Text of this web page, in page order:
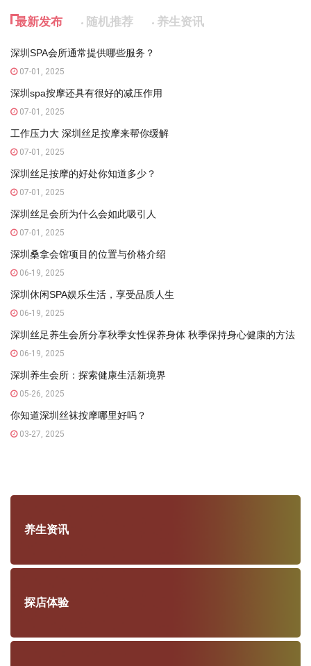
最新发布 随机推荐 养生资讯
深圳SPA会所通常提供哪些服务？
07-01, 2025
深圳spa按摩还具有很好的减压作用
07-01, 2025
工作压力大 深圳丝足按摩来帮你缓解
07-01, 2025
深圳丝足按摩的好处你知道多少？
07-01, 2025
深圳丝足会所为什么会如此吸引人
07-01, 2025
深圳桑拿会馆项目的位置与价格介绍
06-19, 2025
深圳休闲SPA娱乐生活，享受品质人生
06-19, 2025
深圳丝足养生会所分享秋季女性保养身体 秋季保持身心健康的方法
06-19, 2025
深圳养生会所：探索健康生活新境界
05-26, 2025
你知道深圳丝袜按摩哪里好吗？
03-27, 2025
养生资讯
探店体验